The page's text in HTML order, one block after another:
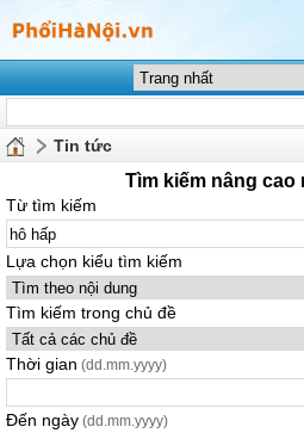
Tin tức
Tìm kiếm nâng cao
Từ tìm kiếm
Lựa chọn kiểu tìm kiếm
Tìm kiếm trong chủ đề
Thời gian (dd.mm.yyyy)
Đến ngày (dd.mm.yyyy)